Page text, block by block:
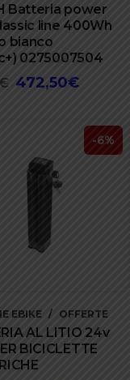
Batteria power
line 400Wh
bianco
0275007504
Il
525,00€.
472,50€Il
472,50€.
-6%
EBIKE OFFERTE
AL LITIO 24v
BICICLETTE